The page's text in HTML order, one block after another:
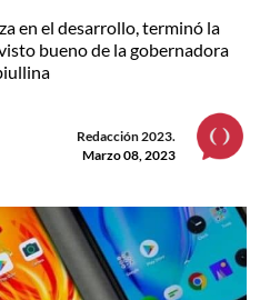
en el desarrollo, terminó la
bueno de la gobernadora
Redacción 2023.
Marzo 08, 2023